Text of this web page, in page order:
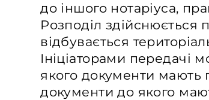
до іншого нотаріуса,
Розподіл
відбувається
Ініціаторами передачі
якого документи мають
документи до якого